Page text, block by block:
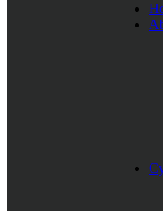
Rättshaveri att
https://t.co/
Företagssamarbete
När människor får
Loza Foundation